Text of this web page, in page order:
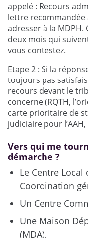
appelé : Recours
lettre recommandée
adresser à la
deux mois qui
vous contestez.
Etape 2 : Si la
toujours pas
recours devant le
concerne (RQTH,
carte prioritaire de
judiciaire pour l’AAH,
Vers qui me
démarche ?
Le Centre Local
Coordination
Un Centre
Une Maison
(MDA),